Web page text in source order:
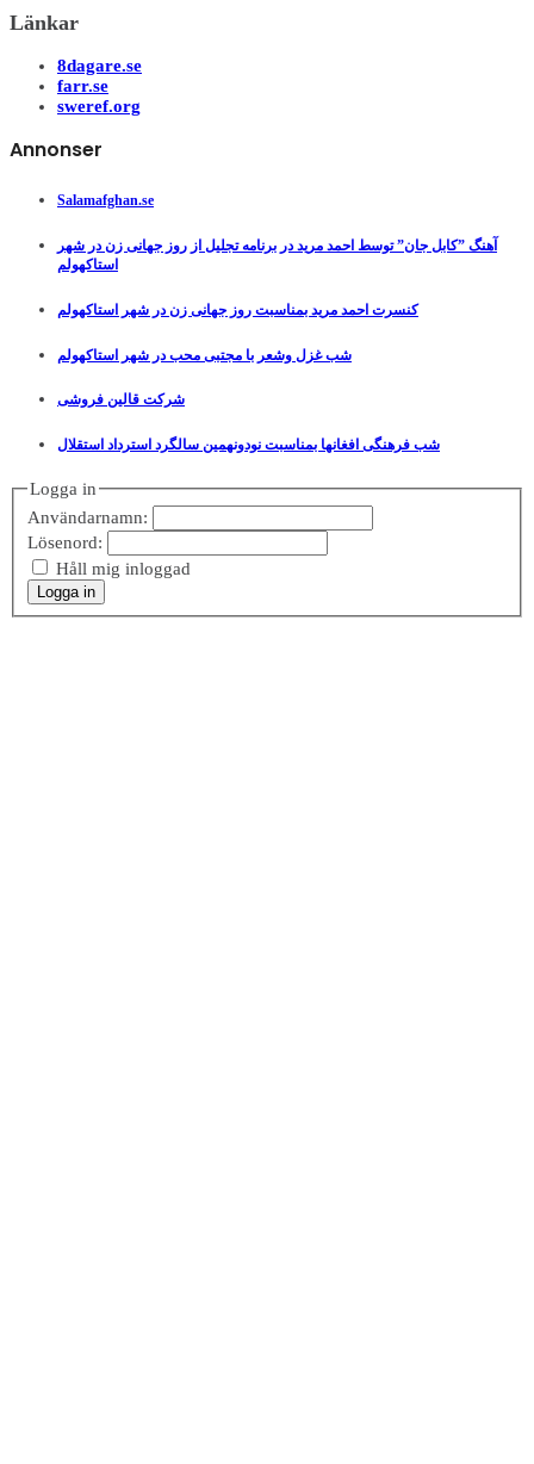
Länkar
8dagare.se
farr.se
sweref.org
Annonser
Salamafghan.se
آهنگ ”کابل جان” توسط احمد مرید در برنامه تجلیل از روز جهانی زن در شهر
استاکهولم
کنسرت احمد مرید بمناسبت روز جهانی زن در شهر استاکهولم
شب غزل وشعر با مجتبی محب در شهر استاکهولم
شرکت قالین فروشی
شب فرهنگی افغانها بمناسبت نودونهمین سالگرد استرداد استقلال
Logga in
Användarnamn:
Lösenord:
Håll mig inloggad
Logga in